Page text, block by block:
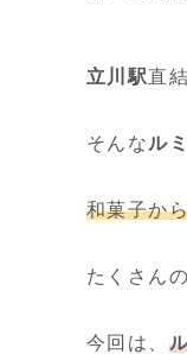
立川駅直
そんなル
和菓子か
たくさん
今回は、